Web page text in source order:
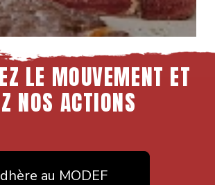
LE MOUVEMENT ET
NOS ACTIONS
au MODEF